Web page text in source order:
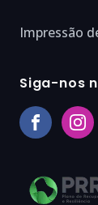
Impressão
Siga-nos